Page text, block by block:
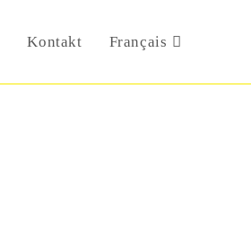
Kontakt Français